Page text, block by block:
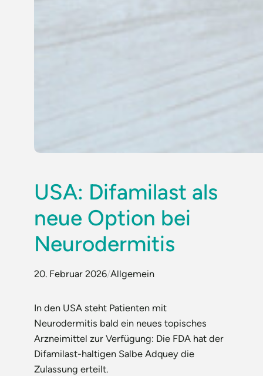
USA: Difamilast als
neue Option bei
Neurodermitis
20. Februar 2026/Allgemein
In den USA steht Patienten mit
Neurodermitis bald ein neues topisches
Arzneimittel zur Verfügung: Die FDA hat der
Difamilast-haltigen Salbe Adquey die
Zulassung erteilt.